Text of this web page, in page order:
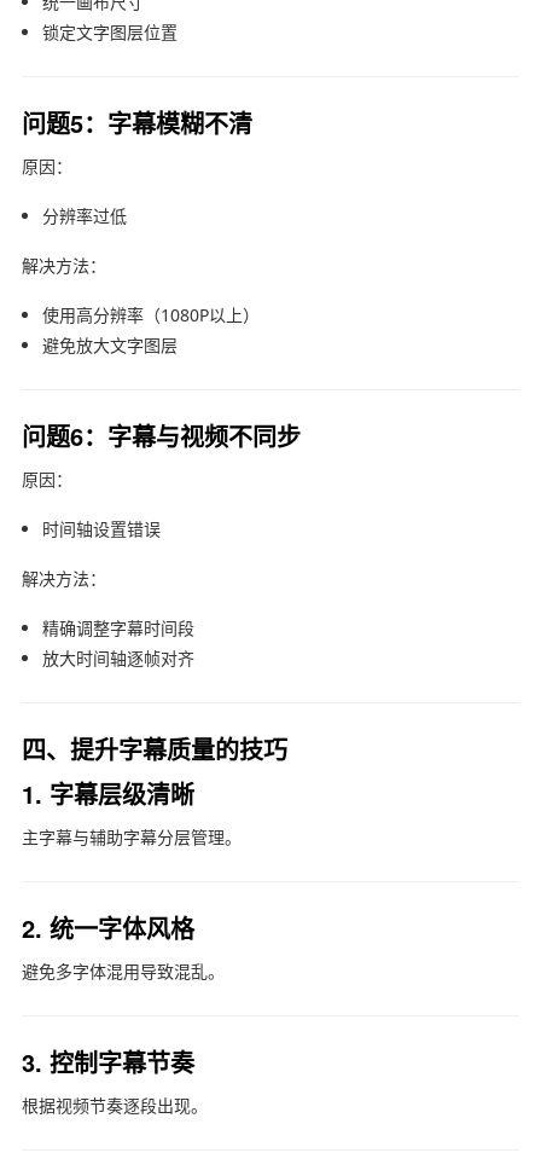
锁定文字图层位置
问题5：字幕模糊不清
原因：
分辨率过低
解决方法：
使用高分辨率（1080P以上）
避免放大文字图层
问题6：字幕与视频不同步
原因：
时间轴设置错误
解决方法：
精确调整字幕时间段
放大时间轴逐帧对齐
四、提升字幕质量的技巧
1. 字幕层级清晰
主字幕与辅助字幕分层管理。
2. 统一字体风格
避免多字体混用导致混乱。
3. 控制字幕节奏
根据视频节奏逐段出现。